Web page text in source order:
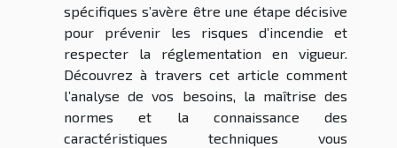
spécifiques s’avère être une étape décisive
pour prévenir les risques d’incendie et
respecter la réglementation en vigueur.
Découvrez à travers cet article comment
l’analyse de vos besoins, la maîtrise des
normes et la connaissance des
caractéristiques techniques vous